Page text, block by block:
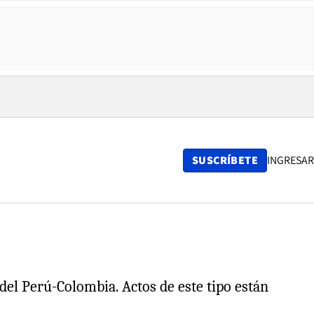
SUSCRÍBETE INGRESAR
Perú-Colombia. Actos de este tipo están